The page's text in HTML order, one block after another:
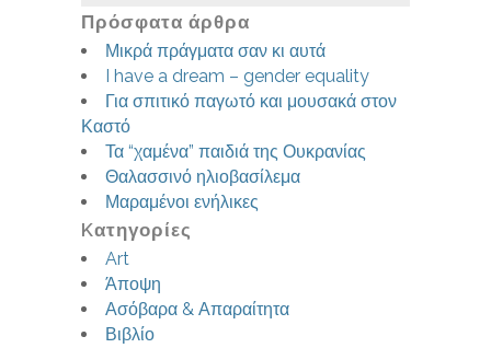
Πρόσφατα άρθρα
Μικρά πράγματα σαν κι αυτά
I have a dream – gender equality
Για σπιτικό παγωτό και μουσακά στον
Καστό
Τα “χαμένα” παιδιά της Ουκρανίας
Θαλασσινό ηλιοβασίλεμα
Μαραμένοι ενήλικες
Kατηγορίες
Art
Άποψη
Ασόβαρα & Απαραίτητα
Βιβλίο